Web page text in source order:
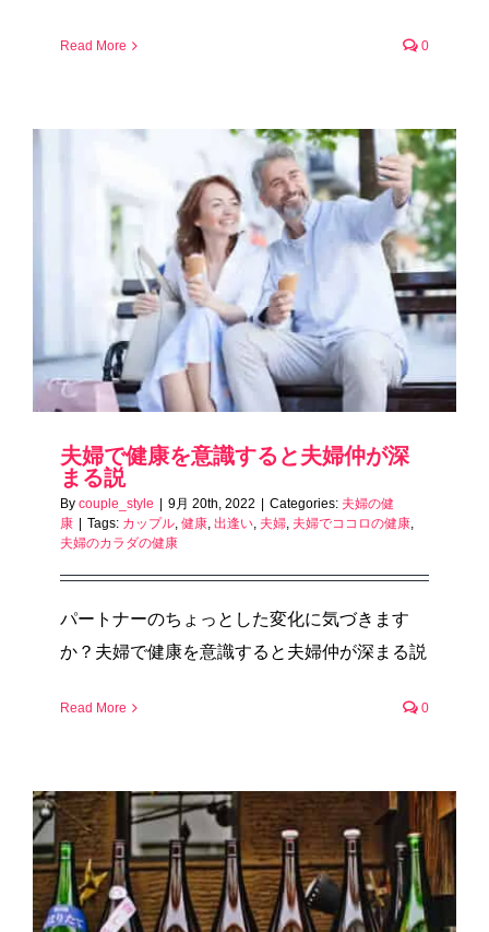
Read More 0
夫婦で健康を意識すると夫婦仲が深
まる説
By couple_style | 9月 20th, 2022 | Categories: 夫婦の健
康 | Tags: カップル 健康 出逢い 夫婦 夫婦でココロの健康
夫婦のカラダの健康
パートナーのちょっとした変化に気づきます
か？夫婦で健康を意識すると夫婦仲が深まる説
Read More 0